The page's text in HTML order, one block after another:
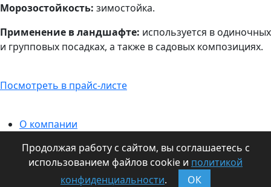
Морозостойкость: зимостойка.
Применение в ландшафте: используется в одиночных
и групповых посадках, а также в садовых композициях.
Посмотреть в прайс-листе
О компании
Контакты
Статьи
Наши издания
Продолжая работу с сайтом, вы соглашаетесь с
использованием файлов cookie и политикой
конфиденциальности. ОК